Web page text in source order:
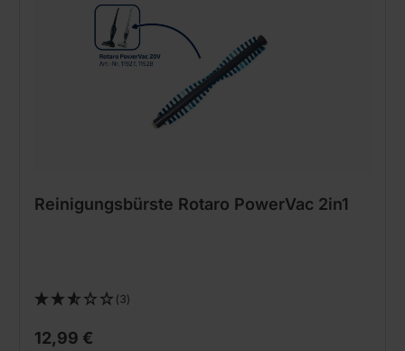
Reinigungsbürste Rotaro PowerVac 2in1
(3)
12,99 €